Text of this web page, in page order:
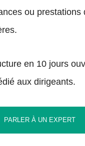
ou prestations
en 10 jours
aux dirigeants.
PARLER À UN EXPERT